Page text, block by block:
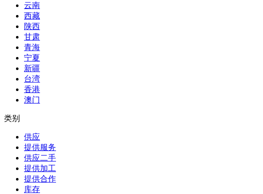
云南
西藏
陕西
甘肃
青海
宁夏
新疆
台湾
香港
澳门
类别
供应
提供服务
供应二手
提供加工
提供合作
库存